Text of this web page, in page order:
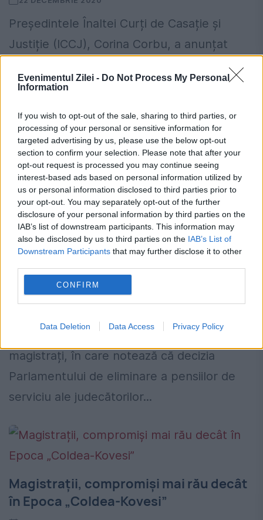
Evenimentul Zilei - Do Not Process My Personal
Information
If you wish to opt-out of the sale, sharing to third parties, or
processing of your personal or sensitive information for
targeted advertising by us, please use the below opt-out
section to confirm your selection. Please note that after your
opt-out request is processed you may continue seeing
interest-based ads based on personal information utilized by
us or personal information disclosed to third parties prior to
your opt-out. You may separately opt-out of the further
disclosure of your personal information by third parties on the
IAB’s list of downstream participants. This information may
also be disclosed by us to third parties on the IAB’s List of
Downstream Participants that may further disclose it to other
CONFIRM
Data Deletion Data Access Privacy Policy
Președintele Înaltei Curți de Casație și
Justiție (ICCJ), Corina Corbu, a anunțat
printr-un comunicat că a dispus verificarea
modului în care a fost făcută repartizarea
Șefa Înaltei Curți: ”Eliminarea pensiilor
de serviciu pentru judecători, o decizie
flagrantă”
29 IANUARIE 2020
Președintele instanței supreme, Corina
către concetățeni" și către colegii
magistrați, în care notează că decizia
Parlamentului de eliminare a pensiilor de
serviciu ale judecătorilor...
Magistrații, compromiși mai rău decât
în Epoca „Coldea-Kovesi”